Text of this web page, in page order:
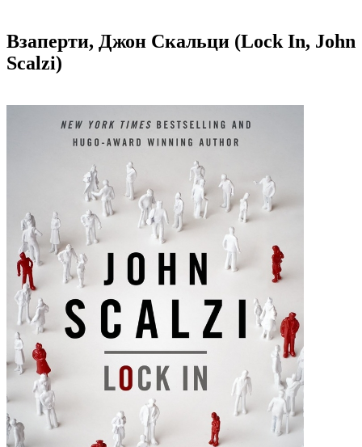
Взаперти, Джон Скальци (Lock In, John
Scalzi)